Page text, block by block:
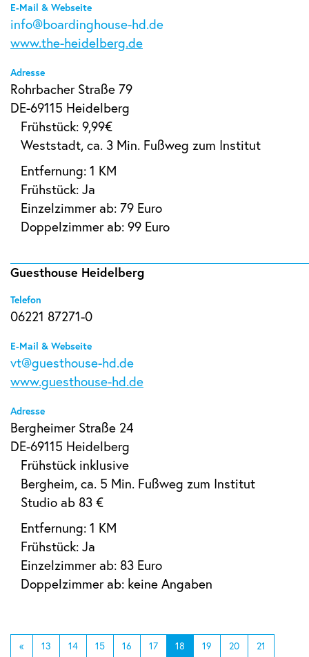
E-Mail & Webseite
info@boardinghouse-hd.de
www.the-heidelberg.de
Adresse
Rohrbacher Straße 79
DE-69115 Heidelberg
Frühstück: 9,99€
Weststadt, ca. 3 Min. Fußweg zum Institut
Entfernung: 1 KM
Frühstück: Ja
Einzelzimmer ab: 79 Euro
Doppelzimmer ab: 99 Euro
Guesthouse Heidelberg
Telefon
06221 87271-0
E-Mail & Webseite
vt@guesthouse-hd.de
www.guesthouse-hd.de
Adresse
Bergheimer Straße 24
DE-69115 Heidelberg
Frühstück inklusive
Bergheim, ca. 5 Min. Fußweg zum Institut
Studio ab 83 €
Entfernung: 1 KM
Frühstück: Ja
Einzelzimmer ab: 83 Euro
Doppelzimmer ab: keine Angaben
« 13 14 15 16 17 18 19 20
21